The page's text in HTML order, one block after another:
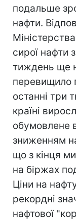
подальше
нафти.
сирої нафти
тиждень ще
перевищило
останні три
країні
обумовлене
зниженням
що з кінця
на біржах
Ціни на
рекордні
нафтової